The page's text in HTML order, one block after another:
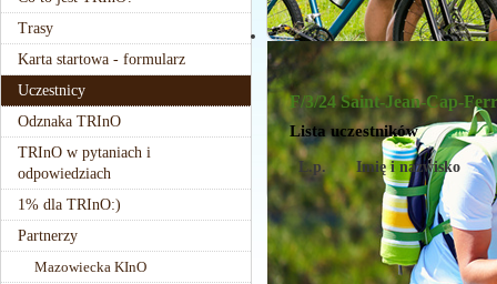
Trasy
Karta startowa - formularz
Uczestnicy
Odznaka TRInO
TRInO w pytaniach i
odpowiedziach
1% dla TRInO:)
Partnerzy
Mazowiecka KInO
F/3/24 Saint-Jean-Cap-
Lista uczestników
L.p. Imię i nazwisko